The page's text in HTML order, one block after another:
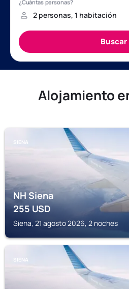
Alojamiento
SIENA
NH Siena
255USD
Siena, 21 agosto 2026, 2 noches
SIENA